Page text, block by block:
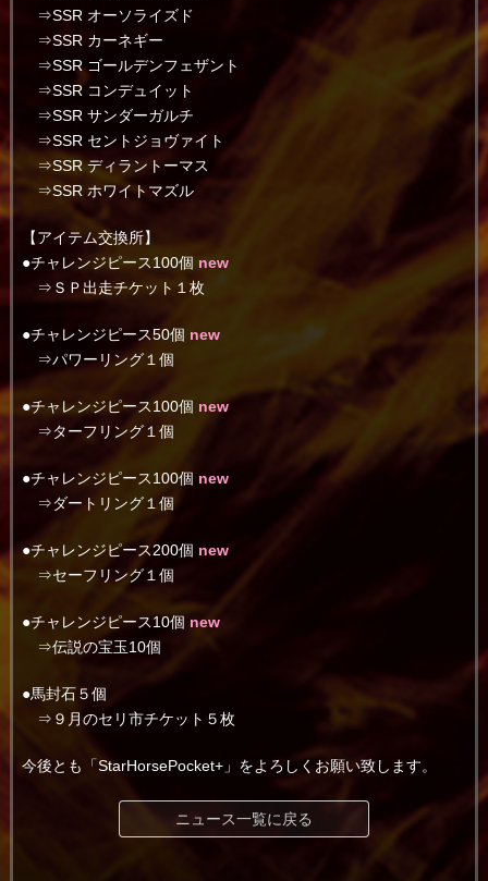
⇒SSR オーソライズド
⇒SSR カーネギー
⇒SSR ゴールデンフェザント
⇒SSR コンデュイット
⇒SSR サンダーガルチ
⇒SSR セントジョヴァイト
⇒SSR ディラントーマス
⇒SSR ホワイトマズル
【アイテム交換所】
●チャレンジピース100個 new
⇒ＳＰ出走チケット１枚
●チャレンジピース50個 new
⇒パワーリング１個
●チャレンジピース100個 new
⇒ターフリング１個
●チャレンジピース100個 new
⇒ダートリング１個
●チャレンジピース200個 new
⇒セーフリング１個
●チャレンジピース10個 new
⇒伝説の宝玉10個
●馬封石５個
⇒９月のセリ市チケット５枚
今後とも「StarHorsePocket+」をよろしくお願い致します。
ニュース一覧に戻る